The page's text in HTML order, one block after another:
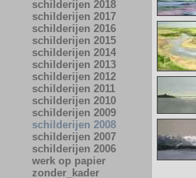
schilderijen 2018
schilderijen 2017
schilderijen 2016
schilderijen 2015
schilderijen 2014
schilderijen 2013
schilderijen 2012
schilderijen 2011
schilderijen 2010
schilderijen 2009
schilderijen 2008
schilderijen 2007
schilderijen 2006
werk op papier
zonder_kader